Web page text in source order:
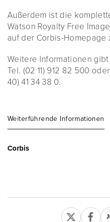
Außerdem ist die
Watson Royalty Free
auf der Corbis-Homepage
Weitere Informationen
Tel. (02 11) 912 82 500
40) 41 34 38 0.
Weiterführende Informationen
Corbis